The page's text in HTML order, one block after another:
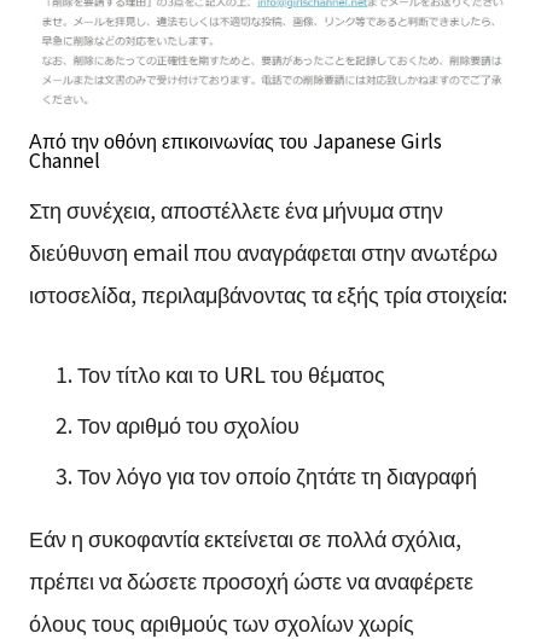
Από την οθόνη επικοινωνίας του Japanese Girls
Channel
Στη συνέχεια, αποστέλλετε ένα μήνυμα στην
διεύθυνση email που αναγράφεται στην ανωτέρω
ιστοσελίδα, περιλαμβάνοντας τα εξής τρία στοιχεία:
Τον τίτλο και το URL του θέματος
Τον αριθμό του σχολίου
Τον λόγο για τον οποίο ζητάτε τη διαγραφή
Εάν η συκοφαντία εκτείνεται σε πολλά σχόλια,
πρέπει να δώσετε προσοχή ώστε να αναφέρετε
όλους τους αριθμούς των σχολίων χωρίς